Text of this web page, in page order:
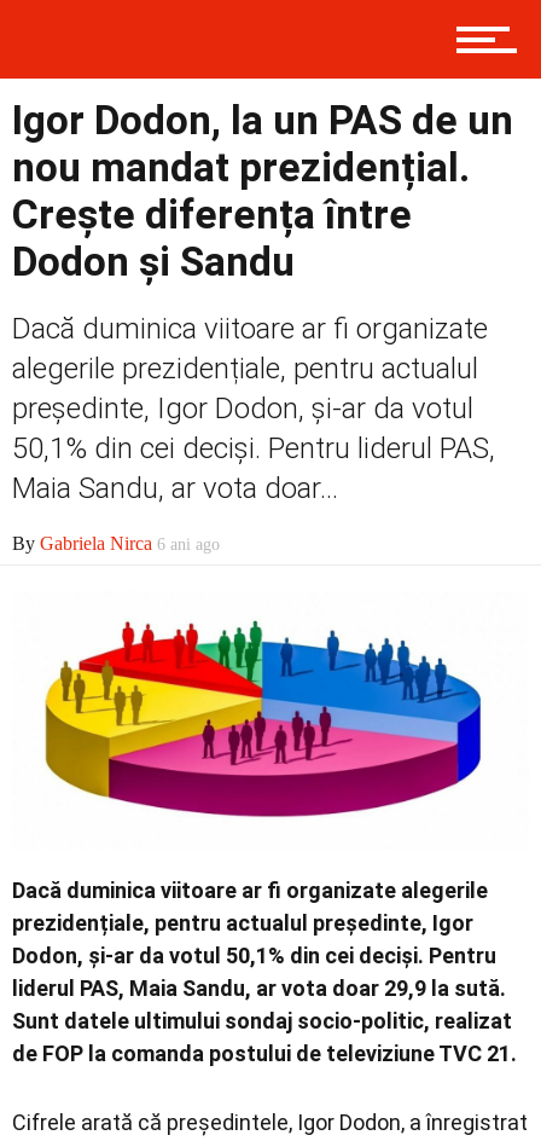
Prima
Social
Contact
Igor Dodon, la un PAS de un
nou mandat prezidențial.
Crește diferența între
Dodon și Sandu
Dacă duminica viitoare ar fi organizate
alegerile prezidențiale, pentru actualul
președinte, Igor Dodon, și-ar da votul
50,1% din cei deciși. Pentru liderul PAS,
Maia Sandu, ar vota doar...
By Gabriela Nirca 6 ani ago
Dacă duminica viitoare ar fi organizate alegerile
prezidențiale, pentru actualul președinte, Igor
Dodon, și-ar da votul 50,1% din cei deciși. Pentru
liderul PAS, Maia Sandu, ar vota doar 29,9 la sută.
Sunt datele ultimului sondaj socio-politic, realizat
de FOP la comanda postului de televiziune TVC 21.
Cifrele arată că președintele, Igor Dodon, a înregistrat